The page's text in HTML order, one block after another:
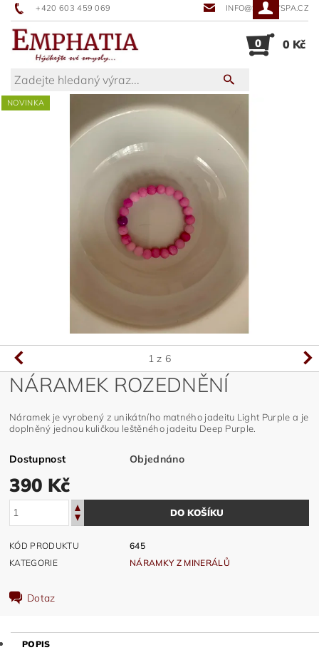
+420 603 459 069 INFO@SUNNYSPA.CZ
0 0 Kč
NOVINKA
1 z 6
NÁRAMEK ROZEDNĚNÍ
Náramek je vyrobený z unikátního matného jadeitu Light Purple a je
doplněný jednou kuličkou leštěného jadeitu Deep Purple.
Dostupnost Objednáno
390 Kč
KÓD PRODUKTU
645
KATEGORIE
NÁRAMKY Z MINERÁLŮ
Dotaz
POPIS